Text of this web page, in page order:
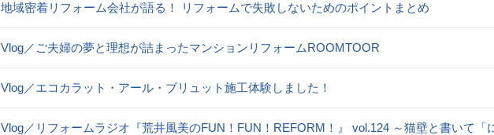
地域密着リフォーム会社が語る！ リフォームで失敗しないためのポイントまとめ
Vlog／ご夫婦の夢と理想が詰まったマンションリフォームROOMTOOR
Vlog／エコカラット・アール・ブリュット施工体験しました！
Vlog／リフォームラジオ『荒井風美のFUN！FUN！REFORM！』 vol.124 ～猫壁と書いて「